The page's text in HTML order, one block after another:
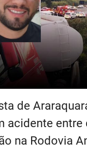
de
acidente entre
na Rodovia